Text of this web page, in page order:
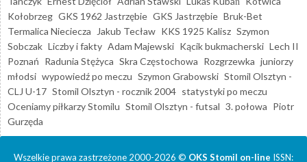
Kołobrzeg GKS 1962 Jastrzębie GKS Jastrzębie Bruk-Bet
Termalica Nieciecza
Jakub Tecław KKS 1925 Kalisz Szymon
Sobczak Liczby i fakty Adam Majewski Kącik bukmacherski Lech II
Poznań Radunia Stężyca Skra Częstochowa Rozgrzewka juniorzy
młodsi wypowiedź po meczu Szymon Grabowski Stomil Olsztyn -
CLJ U-17 Stomil Olsztyn - rocznik 2004 statystyki po meczu
Oceniamy piłkarzy Stomilu Stomil Olsztyn - futsal 3. połowa Piotr
Gurzęda
Wszelkie prawa zastrzeżone 2000-2026 © OKS Stomil on-line ISSN: